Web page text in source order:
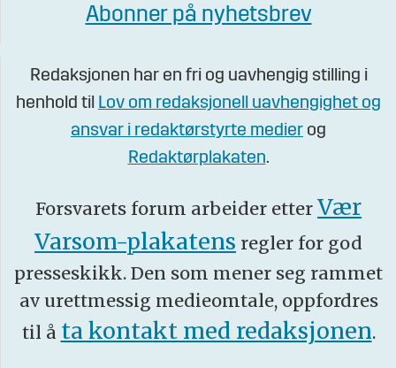
Abonner på nyhetsbrev
Redaksjonen har en fri og uavhengig stilling i
henhold til Lov om redaksjonell uavhengighet og
ansvar i redaktørstyrte medier og
Redaktørplakaten.
Forsvarets forum arbeider etter Vær
Varsom-plakatens regler for god
presseskikk. Den som mener seg rammet
av urettmessig medieomtale, oppfordres
til å ta kontakt med redaksjonen.